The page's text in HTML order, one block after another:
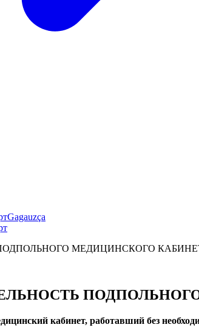
Gagauzça
кабинет, работавший без